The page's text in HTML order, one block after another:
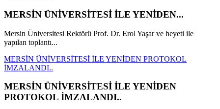
MERSİN ÜNİVERSİTESİ İLE YENİDEN...
Mersin Üniversitesi Rektörü Prof. Dr. Erol Yaşar ve heyeti ile
yapılan toplantı...
MERSİN ÜNİVERSİTESİ İLE YENİDEN PROTOKOL
İMZALANDI..
MERSİN ÜNİVERSİTESİ İLE YENİDEN
PROTOKOL İMZALANDI..